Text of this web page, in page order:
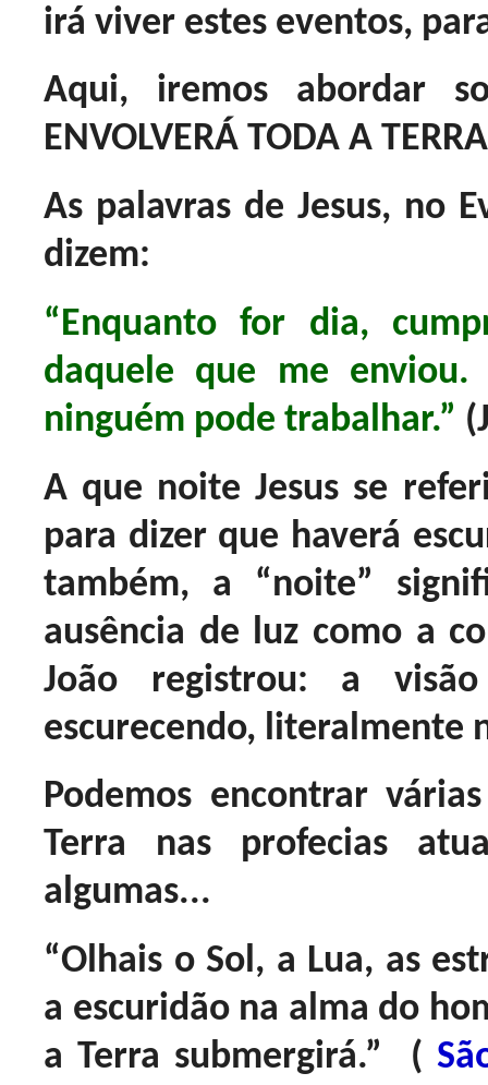
irá viver estes eventos,
Aqui, iremos abordar
ENVOLVERÁ TODA A
As palavras de Jesus, no
dizem:
“Enquanto for dia,
daquele que me
ninguém pode trabalhar.”
A que noite Jesus se
para dizer que haverá
também, a “noite”
ausência de luz como a
João registrou: a
escurecendo, literalmente
Podemos encontrar
Terra nas profecias
algumas...
“Olhais o Sol, a Lua, as
a escuridão na alma do
a Terra submergirá.” (